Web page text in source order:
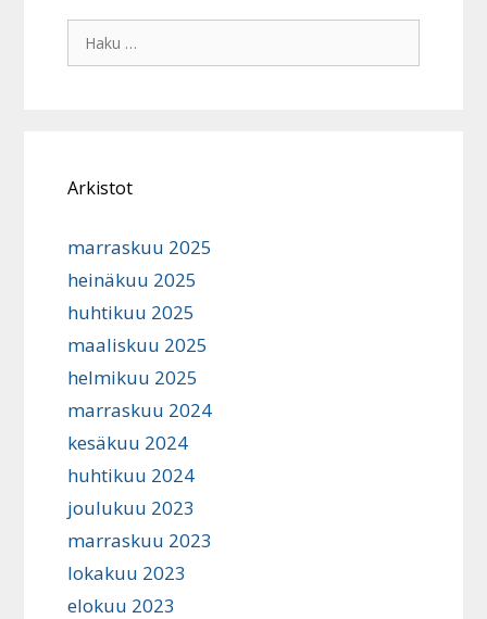
Haku:
Arkistot
marraskuu 2025
heinäkuu 2025
huhtikuu 2025
maaliskuu 2025
helmikuu 2025
marraskuu 2024
kesäkuu 2024
huhtikuu 2024
joulukuu 2023
marraskuu 2023
lokakuu 2023
elokuu 2023